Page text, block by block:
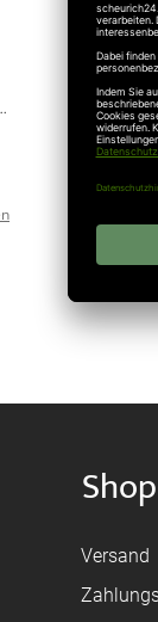
Shop
Versand